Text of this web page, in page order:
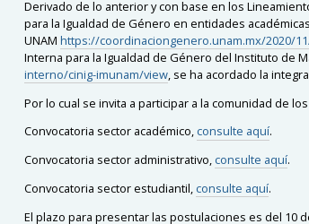
Derivado de lo anterior y con base en los
para la Igualdad de Género en entidades
UNAM https://coordinaciongenero.unam.mx/2020/
Interna para la Igualdad de Género del Instituto de
interno/cinig-imunam/view, se ha acordado la
Por lo cual se invita a participar a la comunidad de
Convocatoria sector académico, consulte aquí.
Convocatoria sector administrativo, consulte aquí.
Convocatoria sector estudiantil, consulte aquí.
El plazo para presentar las postulaciones es del 10